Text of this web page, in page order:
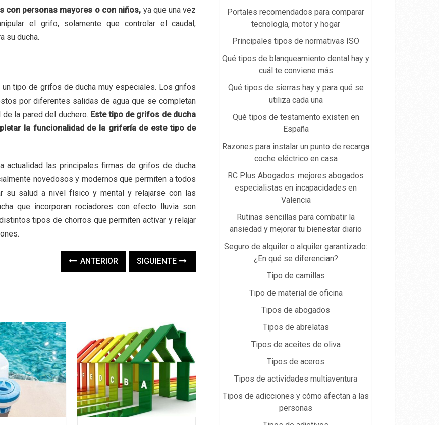
con personas mayores o con niños, ya que una vez
el grifo, solamente que controlar el caudal,
su ducha.
tipo de grifos de ducha muy especiales. Los grifos
por diferentes salidas de agua que se completan
la pared del duchero. Este tipo de grifos de ducha
la funcionalidad de la grifería de este tipo de
actualidad las principales firmas de grifos de ducha
novedosos y modernos que permiten a todos
su salud a nivel físico y mental y relajarse con las
que incorporan rociadores con efecto lluvia son
tipos de chorros que permiten activar y relajar
ANTERIOR SIGUIENTE
Portales recomendados para comparar
tecnología, motor y hogar
Principales tipos de normativas ISO
Qué tipos de blanqueamiento dental hay y
cuál te conviene más
Qué tipos de sierras hay y para qué se
utiliza cada una
Qué tipos de testamento existen en
España
Razones para instalar un punto de recarga
coche eléctrico en casa
RC Plus Abogados: mejores abogados
especialistas en incapacidades en
Valencia
Rutinas sencillas para combatir la
ansiedad y mejorar tu bienestar diario
Seguro de alquiler o alquiler garantizado:
¿En qué se diferencian?
Tipo de camillas
Tipo de material de oficina
Tipos de abogados
Tipos de abrelatas
Tipos de aceites de oliva
Tipos de aceros
Tipos de actividades multiaventura
Tipos de adicciones y cómo afectan a las
personas